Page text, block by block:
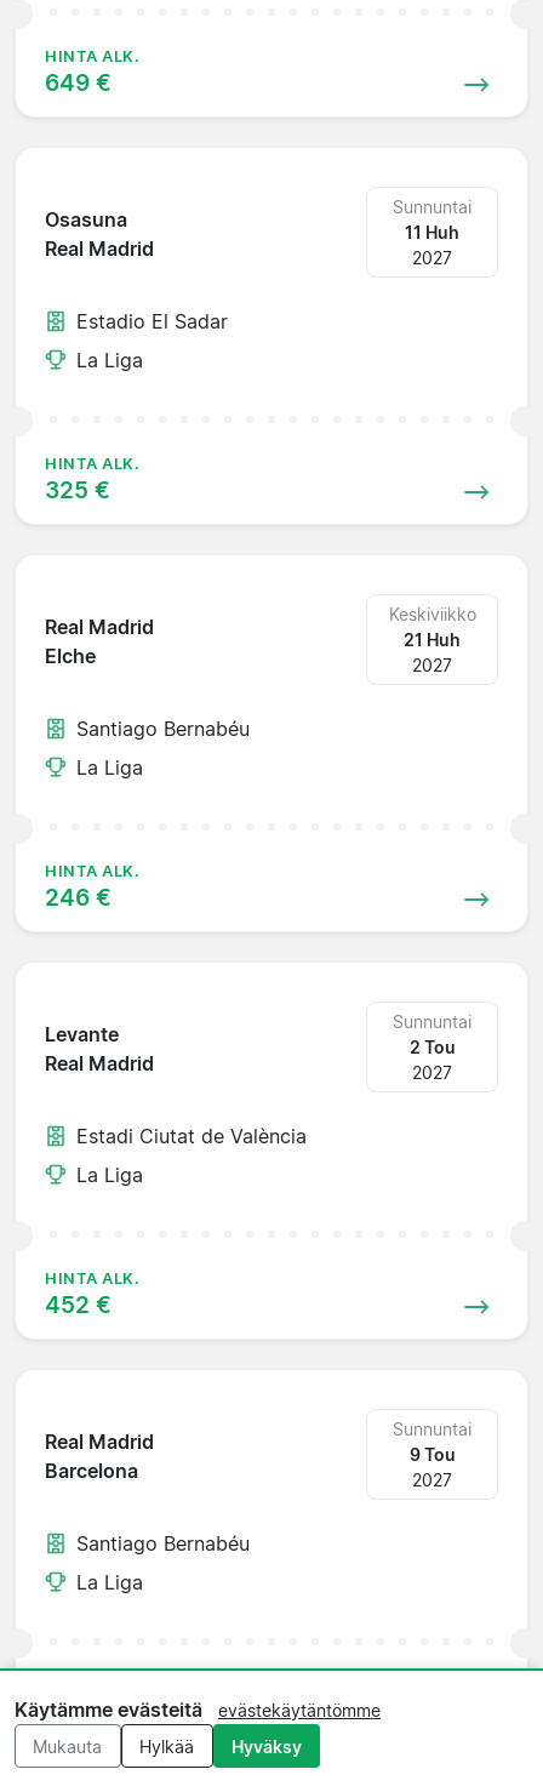
HINTA ALK.
649 €
Osasuna
Real Madrid
Sunnuntai
11 Huh
2027
Estadio El Sadar
La Liga
HINTA ALK.
325 €
Real Madrid
Elche
Keskiviikko
21 Huh
2027
Santiago Bernabéu
La Liga
HINTA ALK.
246 €
Levante
Real Madrid
Sunnuntai
2 Tou
2027
Estadi Ciutat de València
La Liga
HINTA ALK.
452 €
Real Madrid
Barcelona
Sunnuntai
9 Tou
2027
Santiago Bernabéu
La Liga
1 199 €
Käytämme evästeitä
evästekäytäntömme
Mukauta
Hylkää Hyväksy